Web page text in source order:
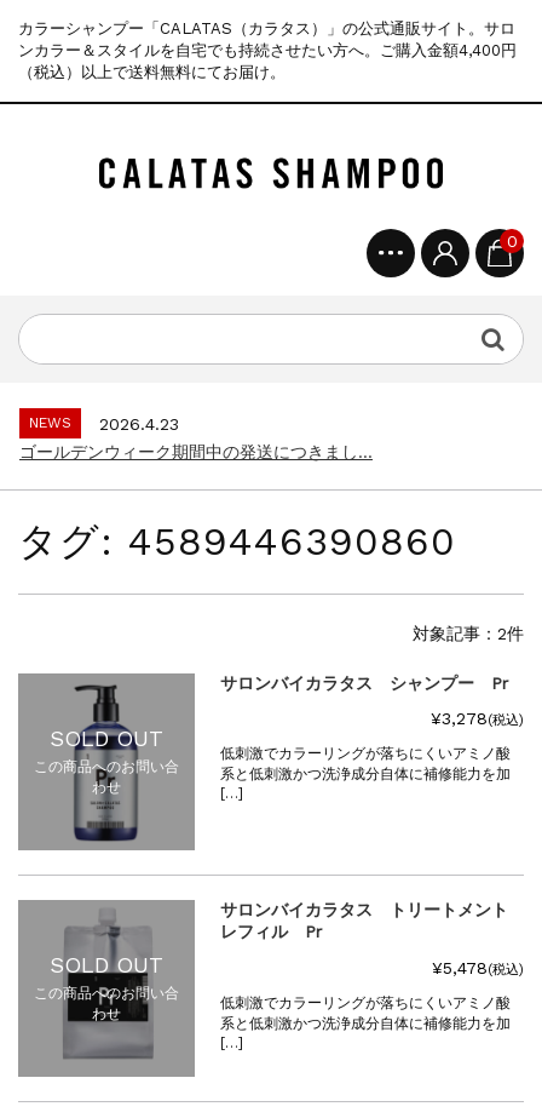
カラーシャンプー「CALATAS（カラタス）」の公式通販サイト。サロ
ンカラー＆スタイルを自宅でも持続させたい方へ。ご購入金額4,400円
（税込）以上で送料無料にてお届け。
0
ゴールデンウィーク期間中の商品発送とカス...
NEWS
2026.7.29
NEWS
2026.4.23
ゴールデンウィーク期間中の発送につきまし...
NEWS
2025.7.15
NEWS
2025.4.28
夏季休暇に伴う配送休業のお知らせ...
ゴールデンウィーク期間中の発送につきまし...
NEWS
2025.11.18
年末年始休暇のご案内...
2025.7.15
ゴールデンウィーク期間中の商品発送とカス...
タグ: 4589446390860
対象記事：2件
SOLD OUT
この商品へのお問い合
わせ
サロンバイカラタス シャンプー Pr
¥3,278(税込)
低刺激でカラーリングが落ちにくいアミノ酸
系と低刺激かつ洗浄成分自体に補修能力を加
[…]
SOLD OUT
この商品へのお問い合
わせ
サロンバイカラタス トリートメント
レフィル Pr
¥5,478(税込)
低刺激でカラーリングが落ちにくいアミノ酸
系と低刺激かつ洗浄成分自体に補修能力を加
[…]